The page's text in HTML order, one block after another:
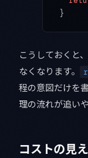
}
こうしておくと
なくなります。
程の意図だけを
理の流れが追い
コストの見